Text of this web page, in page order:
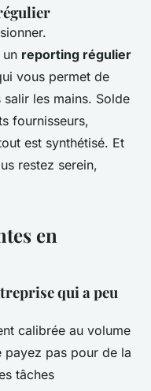
un reporting régulier
vous permet de
salir les mains. Solde
fournisseurs,
est synthétisé. Et
restez serein,
en
qui a peu
calibrée au volume
payez pas pour de la
tâches